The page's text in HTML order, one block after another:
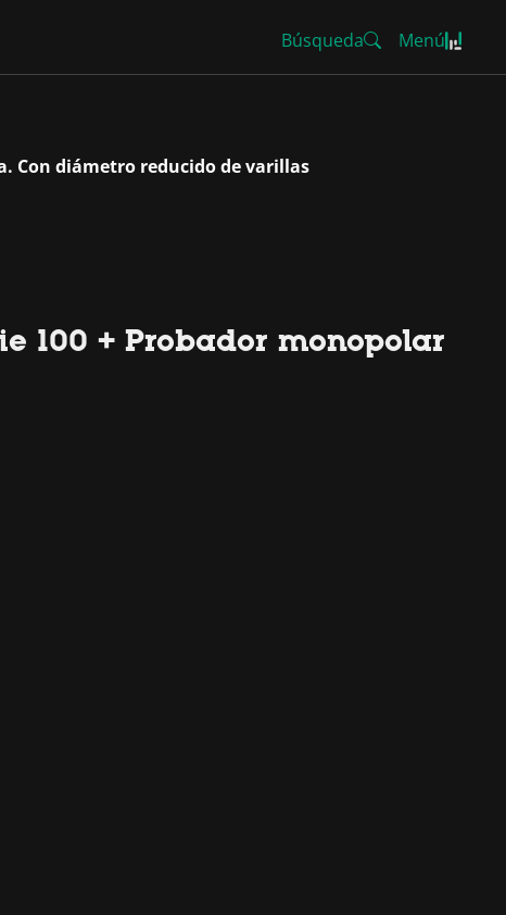
Búsqueda Menú
Con diámetro reducido de varillas
100 + Probador monopolar